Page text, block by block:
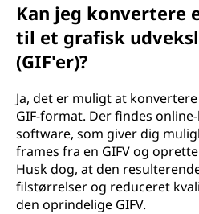
Kan jeg konvertere
til et grafisk
(GIF'er)?
Ja, det er muligt at
GIF-format. Der findes
software, som giver dig
frames fra en GIFV og
Husk dog, at den
filstørrelser og reduceret
den oprindelige GIFV.